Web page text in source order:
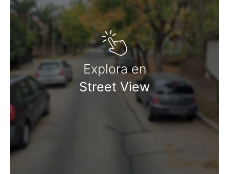
porcelanato y puertas automáticas de apertura
unilateral, marca Hyundai o similar.
Consultar por cochera.
Martillero Maximiliano Miguel D'Aria
Matrícula CMCPSI N° 6886
Av. Libertador 4189 - La Lucila - Prov. de Bs. As.
Matrícula CUCICBA N° 8264
Explora en
Street View